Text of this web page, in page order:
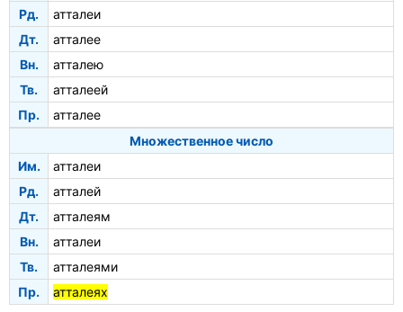
Рд.
атталеи
Дт.
атталее
Вн.
атталею
Тв.
атталеей
Пр.
атталее
Множественное число
Им.
атталеи
Рд.
атталей
Дт.
атталеям
Вн.
атталеи
Тв.
атталеями
Пр.
атталеях